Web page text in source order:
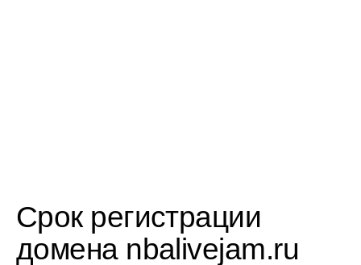
Срок регистрации
домена nbalivejam.ru